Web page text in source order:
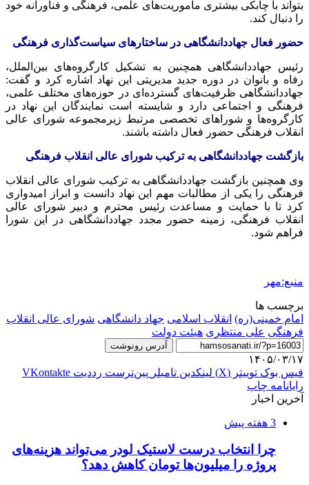
بتواند با چابکی بیشتری مأموریت‌های علمی، فرهنگی و فناورانه خود
را دنبال کند.
حضور فعال جهاددانشگاهی در ساختارهای سیاست‌گذاری فرهنگی
رئیس جهاددانشگاهی همچنین به تشکیل کارگروه‌های بین‌الملل،
رفاه و بانوان در دوره جدید مدیریتی این نهاد اشاره کرد و گفت:
جهاددانشگاهی ظرفیت‌های گسترده‌ای در حوزه‌های مختلف علمی،
فرهنگی و اجتماعی دارد و شایسته است نمایندگان این نهاد در
کارگروه‌ها و شوراهای تخصصی مرتبط زیرمجموعه شورای عالی
انقلاب فرهنگی حضور فعال داشته باشند.
بازگشت جهاددانشگاهی به ترکیب شورای عالی انقلاب فرهنگی
وی همچنین بازگشت جهاددانشگاهی به ترکیب شورای عالی انقلاب
فرهنگی را یکی از مطالبات مهم این نهاد دانست و ابراز امیدواری
کرد تا با حمایت و مساعدت رئیس محترم و دبیر شورای عالی
انقلاب فرهنگی، زمینه حضور مجدد جهاددانشگاهی در این شورا
فراهم شود.
منبع:مهر
برچسب ها
امام خمینی(ره) انقلاب اسلامی جهاد دانشگاهی شورای عالی انقلاب
فرهنگی علی منتظری هیئت دولت
آدرس رونوشت
۱۴۰۵/۰۳/۱۷
فیس بوک توییتر (X) لینکدین ‫تامبلر ‫پین‌ترست ‫رددیت ‫VKontakte
رایانامه چاپ
آخرین اخبار
3 هفته پیش
چرا انتخاب درست لاستیک لودر می‌تواند هزینه‌های
پروژه را میلیون‌ها تومان کاهش دهد؟